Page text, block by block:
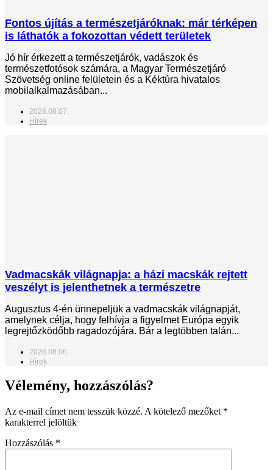
Fontos újítás a természetjáróknak: már térképen
is láthatók a fokozottan védett területek
Jó hír érkezett a természetjárók, vadászok és
természetfotósok számára, a Magyar Természetjáró
Szövetség online felületein és a Kéktúra hivatalos
mobilalkalmazásában...
2026.08.07.
Hírek
Vadmacskák világnapja: a házi macskák rejtett
veszélyt is jelenthetnek a természetre
Augusztus 4-én ünnepeljük a vadmacskák világnapját,
amelynek célja, hogy felhívja a figyelmet Európa egyik
legrejtőzködőbb ragadozójára. Bár a legtöbben talán...
2026.08.06.
Hírek
Vélemény, hozzászólás?
Az e-mail címet nem tesszük közzé. A kötelező mezőket *
karakterrel jelöltük
Hozzászólás *